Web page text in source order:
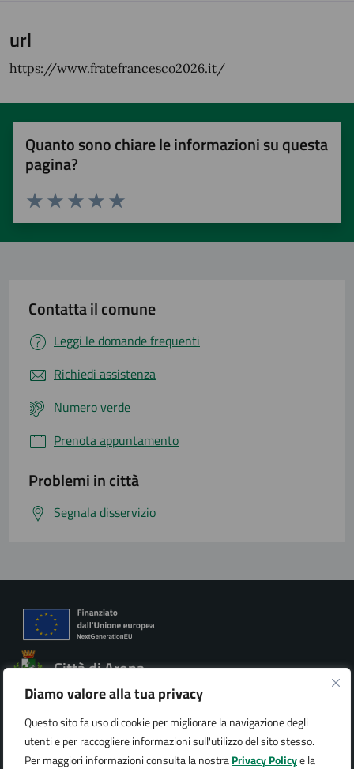
Diamo valore alla tua privacy
Questo sito fa uso di cookie per migliorare la navigazione degli
utenti e per raccogliere informazioni sull'utilizzo del sito stesso.
Per maggiori informazioni consulta la nostraPrivacy Policye la
url
https://www.fratefrancesco2026.it/
Quanto sono chiare le informazioni su questa
pagina?
Valuta 5 stelle su 5
Valuta 4 stelle su 5
Valuta 3 stelle su 5
Valuta 2 stelle su 5
Valuta 1 stelle su 5
Contatta il comune
Leggi le domande frequenti
Richiedi assistenza
Numero verde
Prenota appuntamento
Problemi in città
Segnala disservizio
Città di Arona
AMMINISTRAZIONE